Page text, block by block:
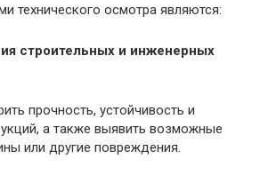
технического осмотра являются:
строительных и инженерных
прочность, устойчивость и
а также выявить возможные
или другие повреждения.